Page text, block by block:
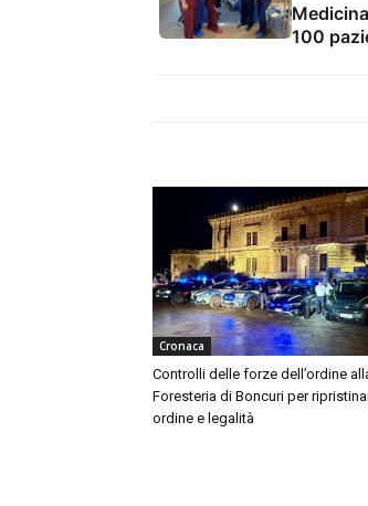
100
Cronaca
Controlli delle forze dell’ordine
Foresteria di Boncuri per
ordine e legalità